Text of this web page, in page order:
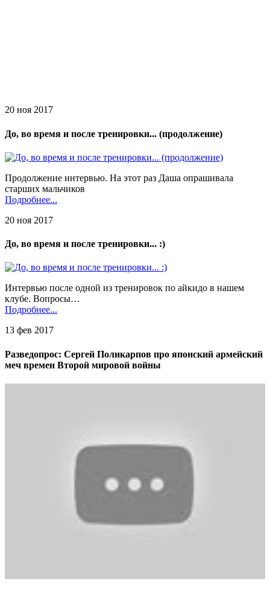
20 ноя 2017
До, во время и после тренировки... (продолжение)
Продолжение интервью. На этот раз Даша опрашивала
старших мальчиков
Подробнее...
20 ноя 2017
До, во время и после тренировки... :)
Интервью после одной из тренировок по айкидо в нашем
клубе. Вопросы…
Подробнее...
13 фев 2017
Разведопрос: Сергей Поликарпов про японский армейский
меч времен Второй мировой войны